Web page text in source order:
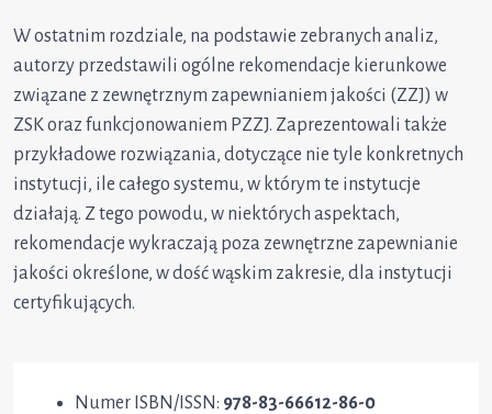
W ostatnim rozdziale, na podstawie zebranych analiz,
autorzy przedstawili ogólne rekomendacje kierunkowe
związane z zewnętrznym zapewnianiem jakości (ZZJ) w
ZSK oraz funkcjonowaniem PZZJ. Zaprezentowali także
przykładowe rozwiązania, dotyczące nie tyle konkretnych
instytucji, ile całego systemu, w którym te instytucje
działają. Z tego powodu, w niektórych aspektach,
rekomendacje wykraczają poza zewnętrzne zapewnianie
jakości określone, w dość wąskim zakresie, dla instytucji
certyfikujących.
Numer ISBN/ISSN: 978-83-66612-86-0